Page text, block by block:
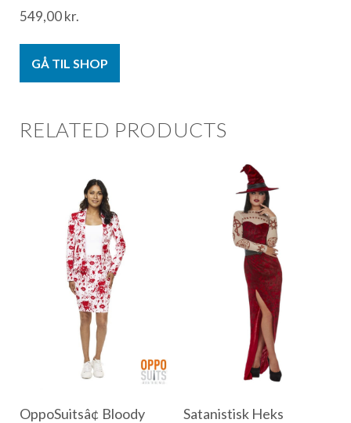
549,00kr.
GÅ TIL SHOP
RELATED PRODUCTS
OppoSuitsâ¢ Bloody
Satanistisk Heks